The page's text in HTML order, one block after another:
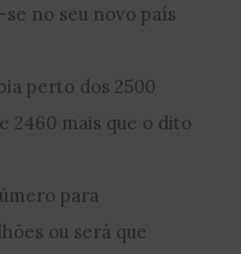
no seu novo país
perto dos 2500
2460 mais que o dito
para
ou será que